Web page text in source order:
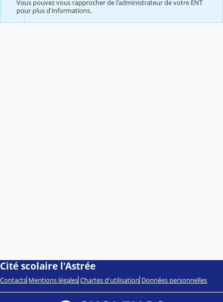
Vous pouvez vous rapprocher de l'administrateur de votre ENT
pour plus d'informations.
Cité scolaire l'Astrée
Contacts Mentions légales Chartes d'utilisation Données personnelles